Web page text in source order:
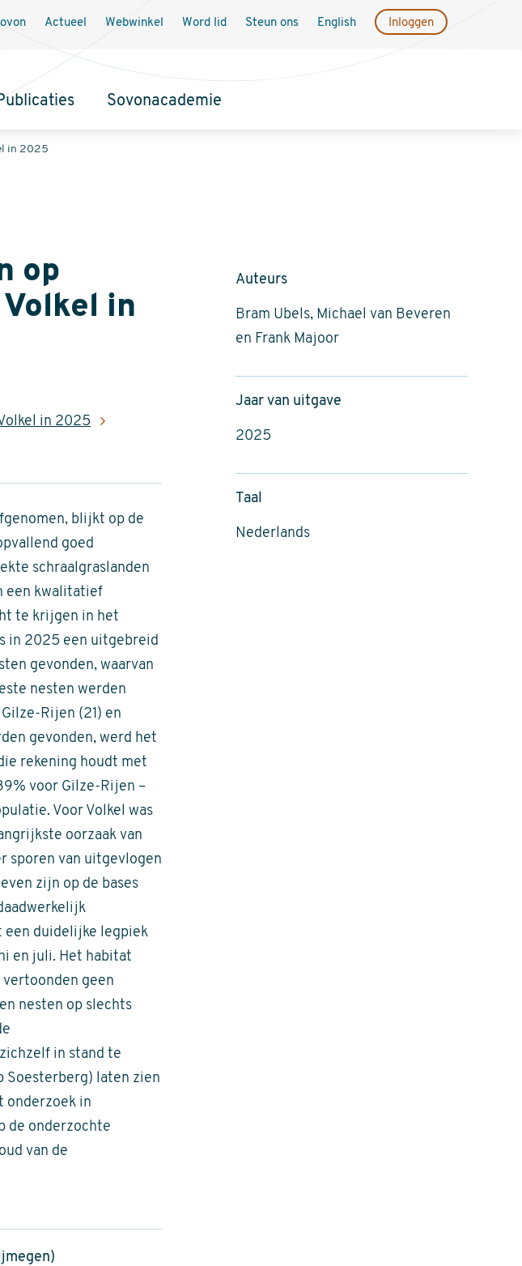
Sovonacademie
Actueel Webwinkel Word lid Steun ons English Inloggen
in 2025
op
in
in 2025
blijkt op de
goed
schraalgraslanden
een kwalitatief
te krijgen in het
in 2025 een uitgebreid
gevonden, waarvan
nesten werden
Rijen (21) en
gevonden, werd het
rekening houdt met
voor Gilze-Rijen –
Voor Volkel was
oorzaak van
sporen van uitgevlogen
zijn op de bases
een duidelijke legpiek
en juli. Het habitat
geen
nesten op slechts
in stand te
Soesterberg) laten zien
onderzoek in
de onderzochte
van de
Auteurs
Bram Ubels, Michael van Beveren
en Frank Majoor
Jaar van uitgave
2025
Taal
Nederlands